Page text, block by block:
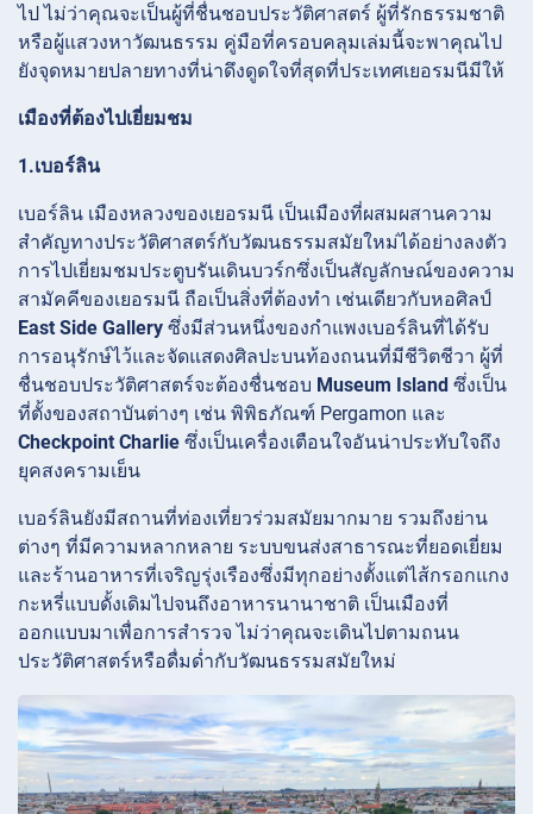
ไป ไม่ว่าคุณจะเป็นผู้ที่ชื่นชอบประวัติศาสตร์ ผู้ที่รักธรรมชาติ
หรือผู้แสวงหาวัฒนธรรม คู่มือที่ครอบคลุมเล่มนี้จะพาคุณไป
ยังจุดหมายปลายทางที่น่าดึงดูดใจที่สุดที่ประเทศเยอรมนีมีให้
เมืองที่ต้องไปเยี่ยมชม
1.เบอร์ลิน
เบอร์ลิน เมืองหลวงของเยอรมนี เป็นเมืองที่ผสมผสานความ
สำคัญทางประวัติศาสตร์กับวัฒนธรรมสมัยใหม่ได้อย่างลงตัว
การไปเยี่ยมชมประตูบรันเดินบวร์กซึ่งเป็นสัญลักษณ์ของความ
สามัคคีของเยอรมนี ถือเป็นสิ่งที่ต้องทำ เช่นเดียวกับหอศิลป์
East Side Gallery ซึ่งมีส่วนหนึ่งของกำแพงเบอร์ลินที่ได้รับ
การอนุรักษ์ไว้และจัดแสดงศิลปะบนท้องถนนที่มีชีวิตชีวา ผู้ที่
ชื่นชอบประวัติศาสตร์จะต้องชื่นชอบ Museum Island ซึ่งเป็น
ที่ตั้งของสถาบันต่างๆ เช่น พิพิธภัณฑ์ Pergamon และ
Checkpoint Charlie ซึ่งเป็นเครื่องเตือนใจอันน่าประทับใจถึง
ยุคสงครามเย็น
เบอร์ลินยังมีสถานที่ท่องเที่ยวร่วมสมัยมากมาย รวมถึงย่าน
ต่างๆ ที่มีความหลากหลาย ระบบขนส่งสาธารณะที่ยอดเยี่ยม
และร้านอาหารที่เจริญรุ่งเรืองซึ่งมีทุกอย่างตั้งแต่ไส้กรอกแกง
กะหรี่แบบดั้งเดิมไปจนถึงอาหารนานาชาติ เป็นเมืองที่
ออกแบบมาเพื่อการสำรวจ ไม่ว่าคุณจะเดินไปตามถนน
ประวัติศาสตร์หรือดื่มด่ำกับวัฒนธรรมสมัยใหม่